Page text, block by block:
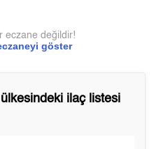
göster
eczane değildir!
ilaç listesi